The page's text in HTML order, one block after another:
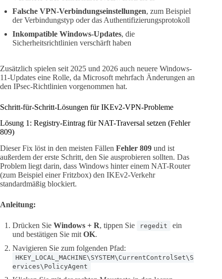
Falsche VPN-Verbindungseinstellungen, zum Beispiel
der Verbindungstyp oder das Authentifizierungsprotokoll
Inkompatible Windows-Updates, die
Sicherheitsrichtlinien verschärft haben
Zusätzlich spielen seit 2025 und 2026 auch neuere Windows-
11-Updates eine Rolle, da Microsoft mehrfach Änderungen an
den IPsec-Richtlinien vorgenommen hat.
Schritt-für-Schritt-Lösungen für IKEv2-VPN-Probleme
Lösung 1: Registry-Eintrag für NAT-Traversal setzen (Fehler
809)
Dieser Fix löst in den meisten Fällen Fehler 809 und ist
außerdem der erste Schritt, den Sie ausprobieren sollten. Das
Problem liegt darin, dass Windows hinter einem NAT-Router
(zum Beispiel einer Fritzbox) den IKEv2-Verkehr
standardmäßig blockiert.
Anleitung:
Drücken Sie Windows + R, tippen Sie regedit
ein
und bestätigen Sie mit OK.
Navigieren Sie zum folgenden Pfad:
HKEY_LOCAL_MACHINE\SYSTEM\CurrentControlSet\S
ervices\PolicyAgent